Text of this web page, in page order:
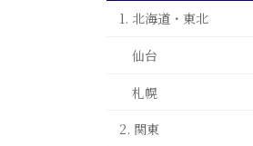
1. 北海道・東北
仙台
札幌
2. 関東